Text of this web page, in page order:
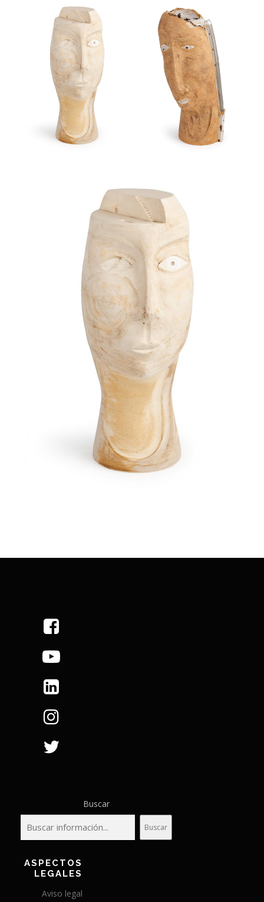
Buscar
Buscar
ASPECTOS
LEGALES
Aviso legal